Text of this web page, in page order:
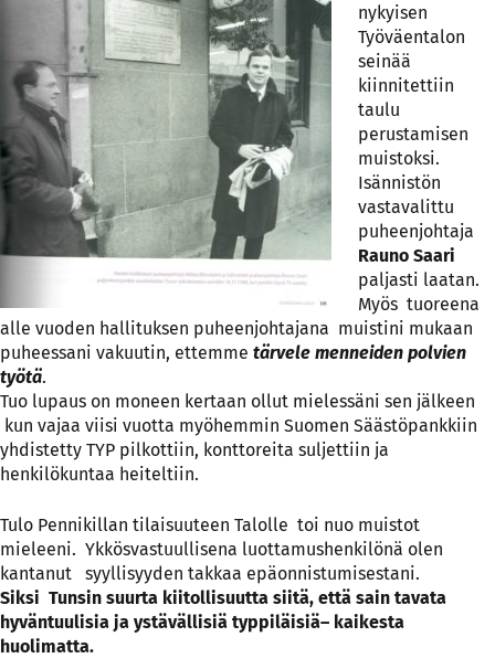
nykyisen
Työväentalon
seinää
kiinnitettiin
taulu
perustamisen
muistoksi.
Isännistön
vastavalittu
puheenjohtaja
Rauno Saari
paljasti laatan.
Myös tuoreena
alle vuoden hallituksen puheenjohtajana muistini mukaan
puheessani vakuutin, ettemme tärvele menneiden polvien
työtä.
Tuo lupaus on moneen kertaan ollut mielessäni sen jälkeen
kun vajaa viisi vuotta myöhemmin Suomen Säästöpankkiin
yhdistetty TYP pilkottiin, konttoreita suljettiin ja
henkilökuntaa heiteltiin.
Tulo Pennikillan tilaisuuteen Talolle toi nuo muistot
mieleeni. Ykkösvastuullisena luottamushenkilönä olen
kantanut syyllisyyden takkaa epäonnistumisestani.
Siksi Tunsin suurta kiitollisuutta siitä, että sain tavata
hyväntuulisia ja ystävällisiä typpiläisiä– kaikesta
huolimatta.